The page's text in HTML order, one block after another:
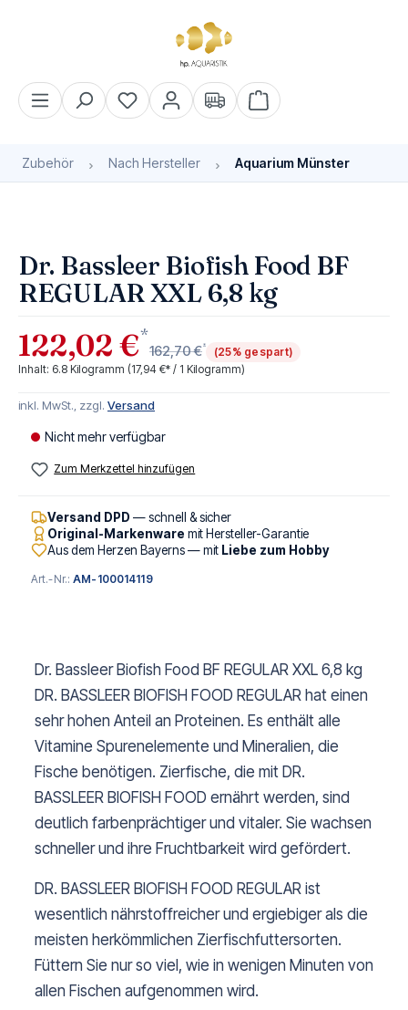
Warenkorb enthält 0
Zubehör Nach Hersteller Aquarium Münster
Dr. Bassleer Biofish Food BF
REGULAR XXL 6,8 kg
122,02 €*
162,70 €*
(25% gespart)
Inhalt: 6.8 Kilogramm (17,94 €* / 1 Kilogramm)
inkl. MwSt., zzgl. Versand
Nicht mehr verfügbar
Zum Merkzettel hinzufügen
Versand DPD — schnell & sicher
Original-Markenware mit Hersteller-Garantie
Aus dem Herzen Bayerns — mit Liebe zum Hobby
Art.-Nr.:AM-100014119
Dr. Bassleer Biofish Food BF REGULAR XXL 6,8 kg
DR. BASSLEER BIOFISH FOOD REGULAR hat einen
sehr hohen Anteil an Proteinen. Es enthält alle
Vitamine Spurenelemente und Mineralien, die
Fische benötigen. Zierfische, die mit DR.
BASSLEER BIOFISH FOOD ernährt werden, sind
deutlich farbenprächtiger und vitaler. Sie wachsen
schneller und ihre Fruchtbarkeit wird gefördert.
DR. BASSLEER BIOFISH FOOD REGULAR ist
wesentlich nährstoffreicher und ergiebiger als die
meisten herkömmlichen Zierfischfuttersorten.
Füttern Sie nur so viel, wie in wenigen Minuten von
allen Fischen aufgenommen wird.